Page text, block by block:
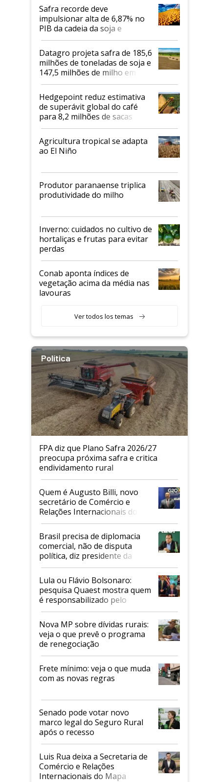
Safra recorde deve
impulsionar alta de 6,87% no
PIB da cadeia da soja e
biodiesel em 2026
Datagro projeta safra de 185,6
milhões de toneladas de soja e
147,5 milhões de milho em
2026/27
Hedgepoint reduz estimativa
de superávit global do café
para 8,2 milhões de sacas
Agricultura tropical se adapta
ao El Niño
Produtor paranaense triplica
produtividade do milho
Inverno: cuidados no cultivo de
hortaliças e frutas para evitar
perdas
Conab aponta índices de
vegetação acima da média nas
lavouras
Ver todos los temas
Política
FPA diz que Plano Safra 2026/27
preocupa próxima safra e critica
endividamento rural
Quem é Augusto Billi, novo
secretário de Comércio e
Relações Internacionais do
Mapa
Brasil precisa de diplomacia
comercial, não de disputa
política, diz presidente da
Faesp
Lula ou Flávio Bolsonaro:
pesquisa Quaest mostra quem
é responsabilizado pelo
tarifaço dos EUA
Nova MP sobre dívidas rurais:
veja o que prevê o programa
de renegociação
Frete mínimo: veja o que muda
com as novas regras
Senado pode votar novo
marco legal do Seguro Rural
após o recesso
Luis Rua deixa a Secretaria de
Comércio e Relações
Internacionais do Mapa